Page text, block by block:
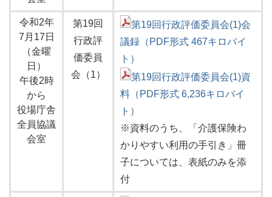
令和2年
7月17日
（金曜
日）
午後2時
から
役場庁舎
全員協議
会室
第19回
行政評
価委員
会（1）
第19回行政評価委員会(1)会
議録（PDF形式 467キロバイ
ト）
第19回行政評価委員会(1)資
料（PDF形式 6,236キロバイ
ト）
※資料のうち、「介護保険わ
かりやすい利用の手引き」冊
子については、表紙のみを添
付